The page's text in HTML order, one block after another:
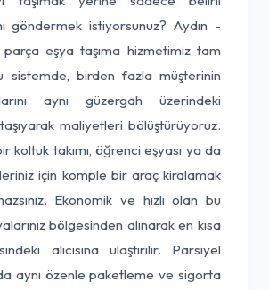
göndermek istiyorsunuz? Aydın -
eşya taşıma hizmetimiz tam
sistemde, birden fazla müşterinin
aynı güzergah üzerindeki
taşıyarak maliyetleri bölüştürüyoruz.
koltuk takımı, öğrenci eşyası ya da
için komple bir araç kiralamak
Ekonomik ve hızlı olan bu
bölgesinden alınarak en kısa
alıcısına ulaştırılır. Parsiyel
da aynı özenle paketleme ve sigorta